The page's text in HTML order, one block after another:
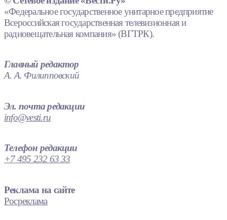
«Федеральное государственное унитарное предприятие
Всероссийская государственная телевизионная и
радиовещательная компания» (ВГТРК).
Главный редактор
А. А. Филипповский
Эл. почта редакции
info@vesti.ru
Телефон редакции
+7 495 232 63 33
Реклама на сайте
Росреклама